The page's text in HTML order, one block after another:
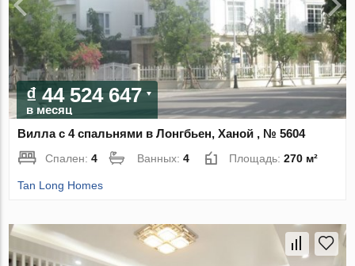
₫ 44 524 647
в месяц
Вилла с 4 спальнями в Лонгбьен, Ханой , № 5604
Спален:4 Ванных:4 Площадь:270 м²
Tan Long Homes